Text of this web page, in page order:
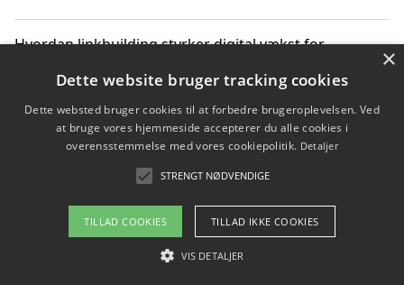
Hvordan linkbuilding styrker digital vækst for
Sådan har udviklingen inden for genbrug af elektronik
ændret sig
Copyright 2026 - Pilanto Aps
Om / kontakt
×
Dette website bruger tracking cookies
Dette websted bruger cookies til at forbedre brugeroplevelsen. Ved
at bruge vores hjemmeside accepterer du alle cookies i
overensstemmelse med vores cookiepolitik. Detaljer
STRENGT NØDVENDIGE
TILLAD COOKIES TILLAD IKKE COOKIES
VIS DETALJER